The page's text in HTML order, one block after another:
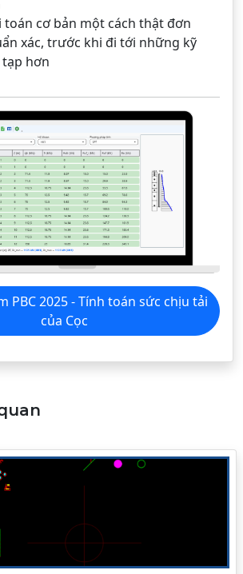
toán cơ bản một cách thật đơn
xác, trước khi đi tới những kỹ
hơn
tải
của Cọc